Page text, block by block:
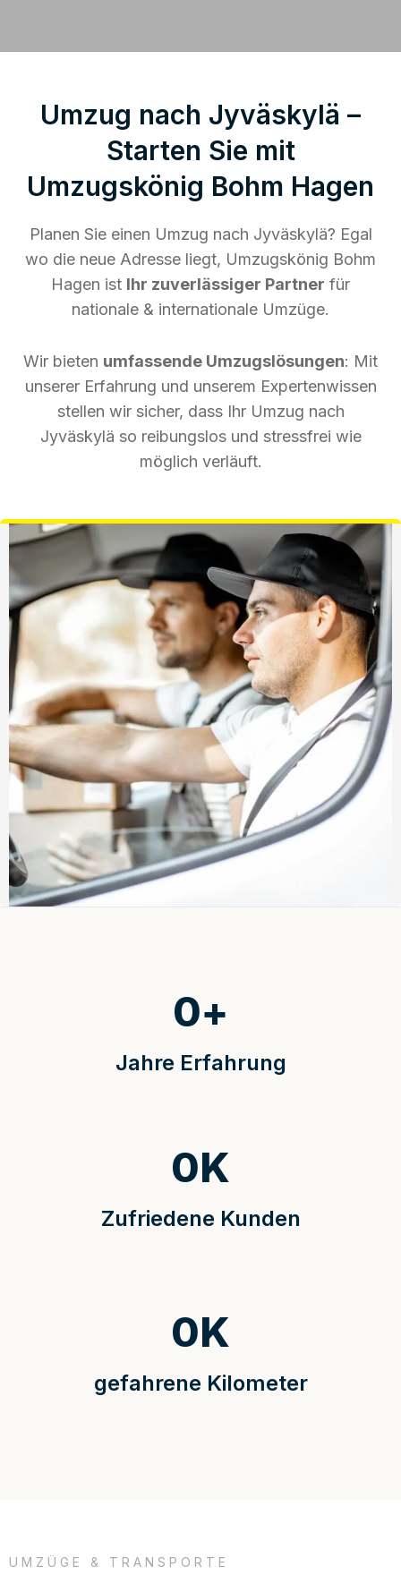
Umzug nach Jyväskylä –
Starten Sie mit
Umzugskönig Bohm Hagen
Planen Sie einen Umzug nach Jyväskylä? Egal
wo die neue Adresse liegt, Umzugskönig Bohm
Hagen ist Ihr zuverlässiger Partner für
nationale & internationale Umzüge.
Wir bieten umfassende Umzugslösungen: Mit
unserer Erfahrung und unserem Expertenwissen
stellen wir sicher, dass Ihr Umzug nach
Jyväskylä so reibungslos und stressfrei wie
möglich verläuft.
Jahre Erfahrung
0+
Zufriedene Kunden
0K
gefahrene Kilometer
0K
UMZÜGE & TRANSPORTE